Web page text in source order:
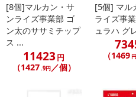
休業日
その他共通および商品カテゴリ
さい）
こちらの情報は
[8個]マルカン・サ
ンライズ事業部 ゴ
ン太のササミチップ
ス ...
11423円
（1427.9円／個）
[5個] マル
ライズ事
ュラハ グ
（1469 円